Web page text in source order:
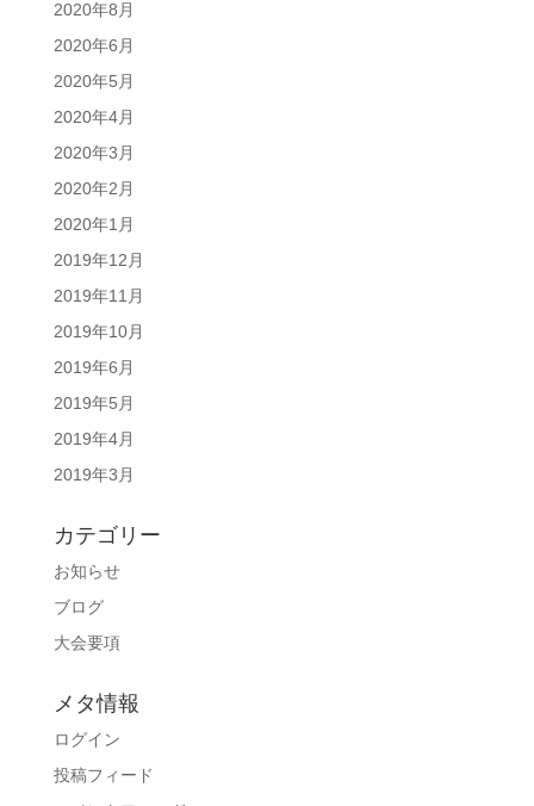
2020年8月
2020年6月
2020年5月
2020年4月
2020年3月
2020年2月
2020年1月
2019年12月
2019年11月
2019年10月
2019年6月
2019年5月
2019年4月
2019年3月
カテゴリー
お知らせ
ブログ
大会要項
メタ情報
ログイン
投稿フィード